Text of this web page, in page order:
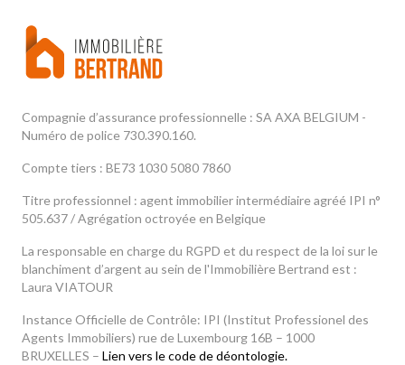
Compagnie d’assurance professionnelle : SA AXA BELGIUM -
Numéro de police 730.390.160.
Compte tiers : BE73 1030 5080 7860
Titre professionnel : agent immobilier intermédiaire agréé IPI n°
505.637 / Agrégation octroyée en Belgique
La responsable en charge du RGPD et du respect de la loi sur le
blanchiment d’argent au sein de l'Immobilière Bertrand est :
Laura VIATOUR
Instance Officielle de Contrôle: IPI (Institut Professionel des
Agents Immobiliers) rue de Luxembourg 16B – 1000
BRUXELLES – Lien vers le code de déontologie.